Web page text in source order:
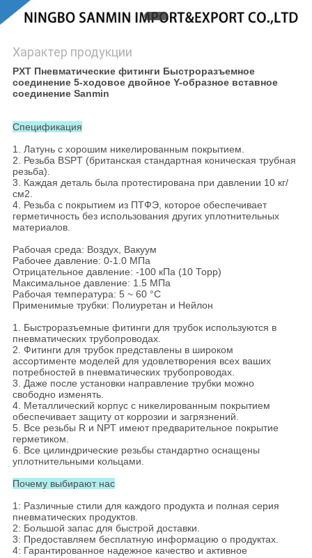
Характер продукции
PXT Пневматические фитинги Быстроразъемное
соединение 5-ходовое двойное Y-образное вставное
соединение Sanmin
Спецификация
1. Латунь с хорошим никелированным покрытием.
2. Резьба BSPT (британская стандартная коническая трубная
резьба).
3. Каждая деталь была протестирована при давлении 10 кг/
см2.
4. Резьба с покрытием из ПТФЭ, которое обеспечивает
герметичность без использования других уплотнительных
материалов.
Рабочая среда: Воздух, Вакуум
Рабочее давление: 0-1.0 МПа
Отрицательное давление: -100 кПа (10 Торр)
Максимальное давление: 1.5 МПа
Рабочая температура: 5 ~ 60 °C
Применимые трубки: Полиуретан и Нейлон
1. Быстроразъемные фитинги для трубок используются в
пневматических трубопроводах.
2. Фитинги для трубок представлены в широком
ассортименте моделей для удовлетворения всех ваших
потребностей в пневматических трубопроводах.
3. Даже после установки направление трубки можно
свободно изменять.
4. Металлический корпус с никелированным покрытием
обеспечивает защиту от коррозии и загрязнений.
5. Все резьбы R и NPT имеют предварительное покрытие
герметиком.
6. Все цилиндрические резьбы стандартно оснащены
уплотнительными кольцами.
Почему выбирают нас
1: Различные стили для каждого продукта и полная серия
пневматических продуктов.
2: Большой запас для быстрой доставки.
3: Предоставляем бесплатную информацию о продуктах.
4: Гарантированное надежное качество и активное